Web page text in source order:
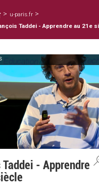
> u-paris.fr >
Taddei - Apprendre au 21e
Taddei - Apprendre